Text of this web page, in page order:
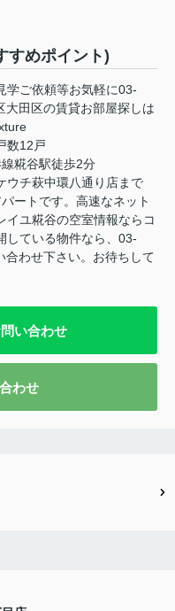
すめポイント)
学ご依頼等お気軽に03-
田区の賃貸お部屋探しは
数12戸
糀谷駅徒歩2分
ウチ萩中環八通り店まで
ートです。高速なネット
イユ糀谷の空室情報ならコ
している物件なら、03-
わせ下さい。お待ちして
い合わせ
わせ